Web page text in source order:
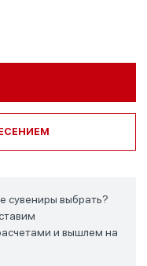
сувениры выбрать?
и вышлем на